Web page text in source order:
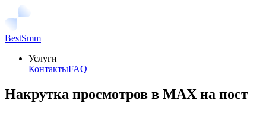
BestSmm
Услуги
КонтактыFAQ
Накрутка просмотров в MAX на пост